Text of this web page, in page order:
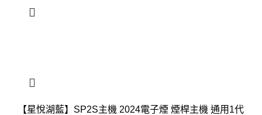
【星悅湖藍】SP2S主機 2024電子煙 煙桿主機 通用1代